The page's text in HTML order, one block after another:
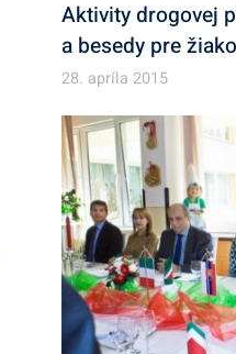
Aktivity drogovej
a besedy pre
28. apríla 2015